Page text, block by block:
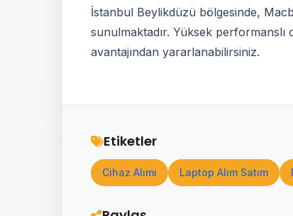
İstanbul Beylikdüzü bölgesinde,
sunulmaktadır. Yüksek
avantajından yararlanabilirsiniz.
Etiketler
Cihaz Alımı Laptop Alım Satım